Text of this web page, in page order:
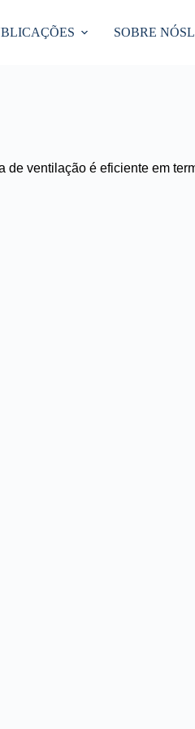
SOBRE NÓS
ventilação é eficiente em